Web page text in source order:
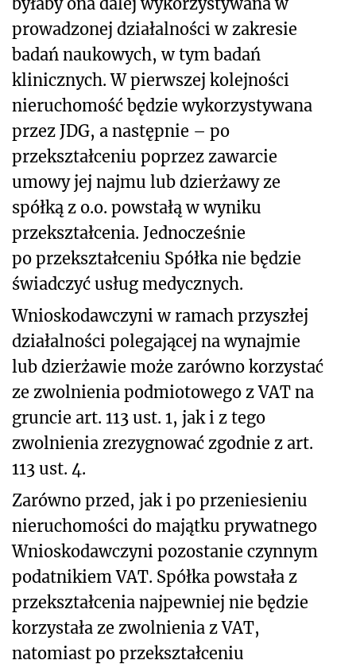
prowadzonej działalności w zakresie
badań naukowych, w tym badań
klinicznych. W pierwszej kolejności
nieruchomość będzie wykorzystywana
przez JDG, a następnie – po
przekształceniu poprzez zawarcie
umowy jej najmu lub dzierżawy ze
spółką z o.o. powstałą w wyniku
przekształcenia. Jednocześnie
po przekształceniu Spółka nie będzie
świadczyć usług medycznych.
Wnioskodawczyni w ramach przyszłej
działalności polegającej na wynajmie
lub dzierżawie może zarówno korzystać
ze zwolnienia podmiotowego z VAT na
gruncie art. 113 ust. 1, jak i z tego
zwolnienia zrezygnować zgodnie z art.
113 ust. 4.
Zarówno przed, jak i po przeniesieniu
nieruchomości do majątku prywatnego
Wnioskodawczyni pozostanie czynnym
podatnikiem VAT. Spółka powstała z
przekształcenia najpewniej nie będzie
korzystała ze zwolnienia z VAT,
natomiast po przekształceniu